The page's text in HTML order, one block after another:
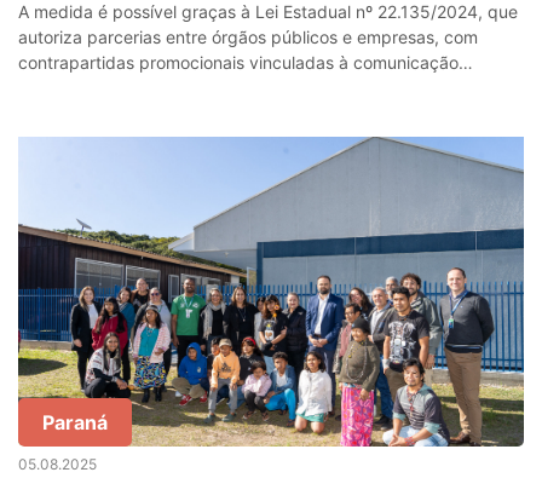
A medida é possível graças à Lei Estadual nº 22.135/2024, que
autoriza parcerias entre órgãos públicos e empresas, com
contrapartidas promocionais vinculadas à comunicação
Paraná
05.08.2025